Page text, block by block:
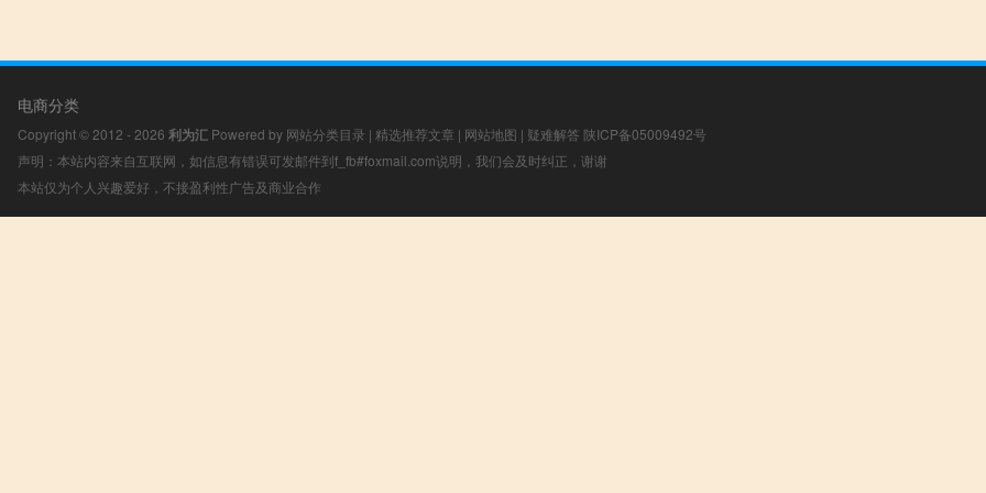
电商分类
Copyright © 2012 - 2026 利为汇 Powered by 网站分类目录 | 精选推荐文章 | 网站地图 | 疑难解答 陕ICP备05009492号
声明：本站内容来自互联网，如信息有错误可发邮件到f_fb#foxmail.com说明，我们会及时纠正，谢谢
本站仅为个人兴趣爱好，不接盈利性广告及商业合作